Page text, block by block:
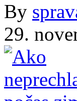
By
29.